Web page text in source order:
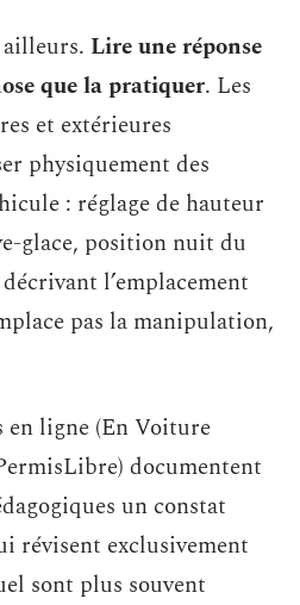
Lire une réponse
que la pratiquer. Les
et extérieures
physiquement des
: réglage de hauteur
glace, position nuit du
l’emplacement
pas la manipulation,
en ligne (En Voiture
documentent
un constat
révisent exclusivement
sont plus souvent